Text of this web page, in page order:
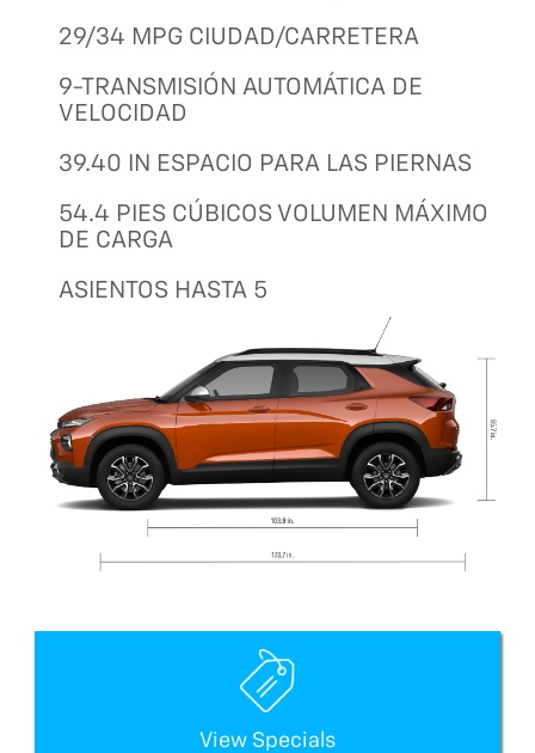
29/34 MPG CIUDAD/CARRETERA
9-TRANSMISIÓN AUTOMÁTICA DE
VELOCIDAD
39.40 IN ESPACIO PARA LAS PIERNAS
54.4 PIES CÚBICOS VOLUMEN MÁXIMO
DE CARGA
ASIENTOS HASTA 5
View Specials